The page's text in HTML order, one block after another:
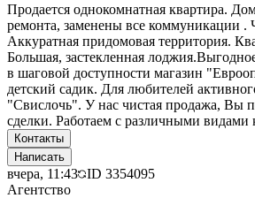
Продается однокомнатная квартира.
ремонта, заменены все коммуникации .
Аккуратная придомовая территория.
Большая, застекленная
в шаговой доступности магазин
детский садик. Для любителей
"Свислочь". У нас чистая продажа, Вы
сделки. Работаем с различными видами
Контакты
Написать
вчера, 11:43 ID 3354095
Агентство